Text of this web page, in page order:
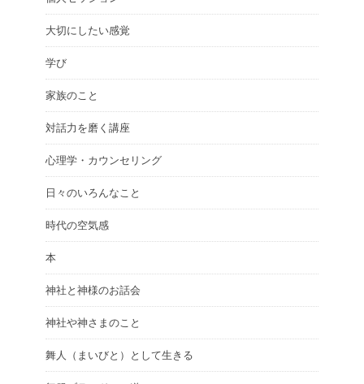
大切にしたい感覚
学び
家族のこと
対話力を磨く講座
心理学・カウンセリング
日々のいろんなこと
時代の空気感
本
神社と神様のお話会
神社や神さまのこと
舞人（まいびと）として生きる